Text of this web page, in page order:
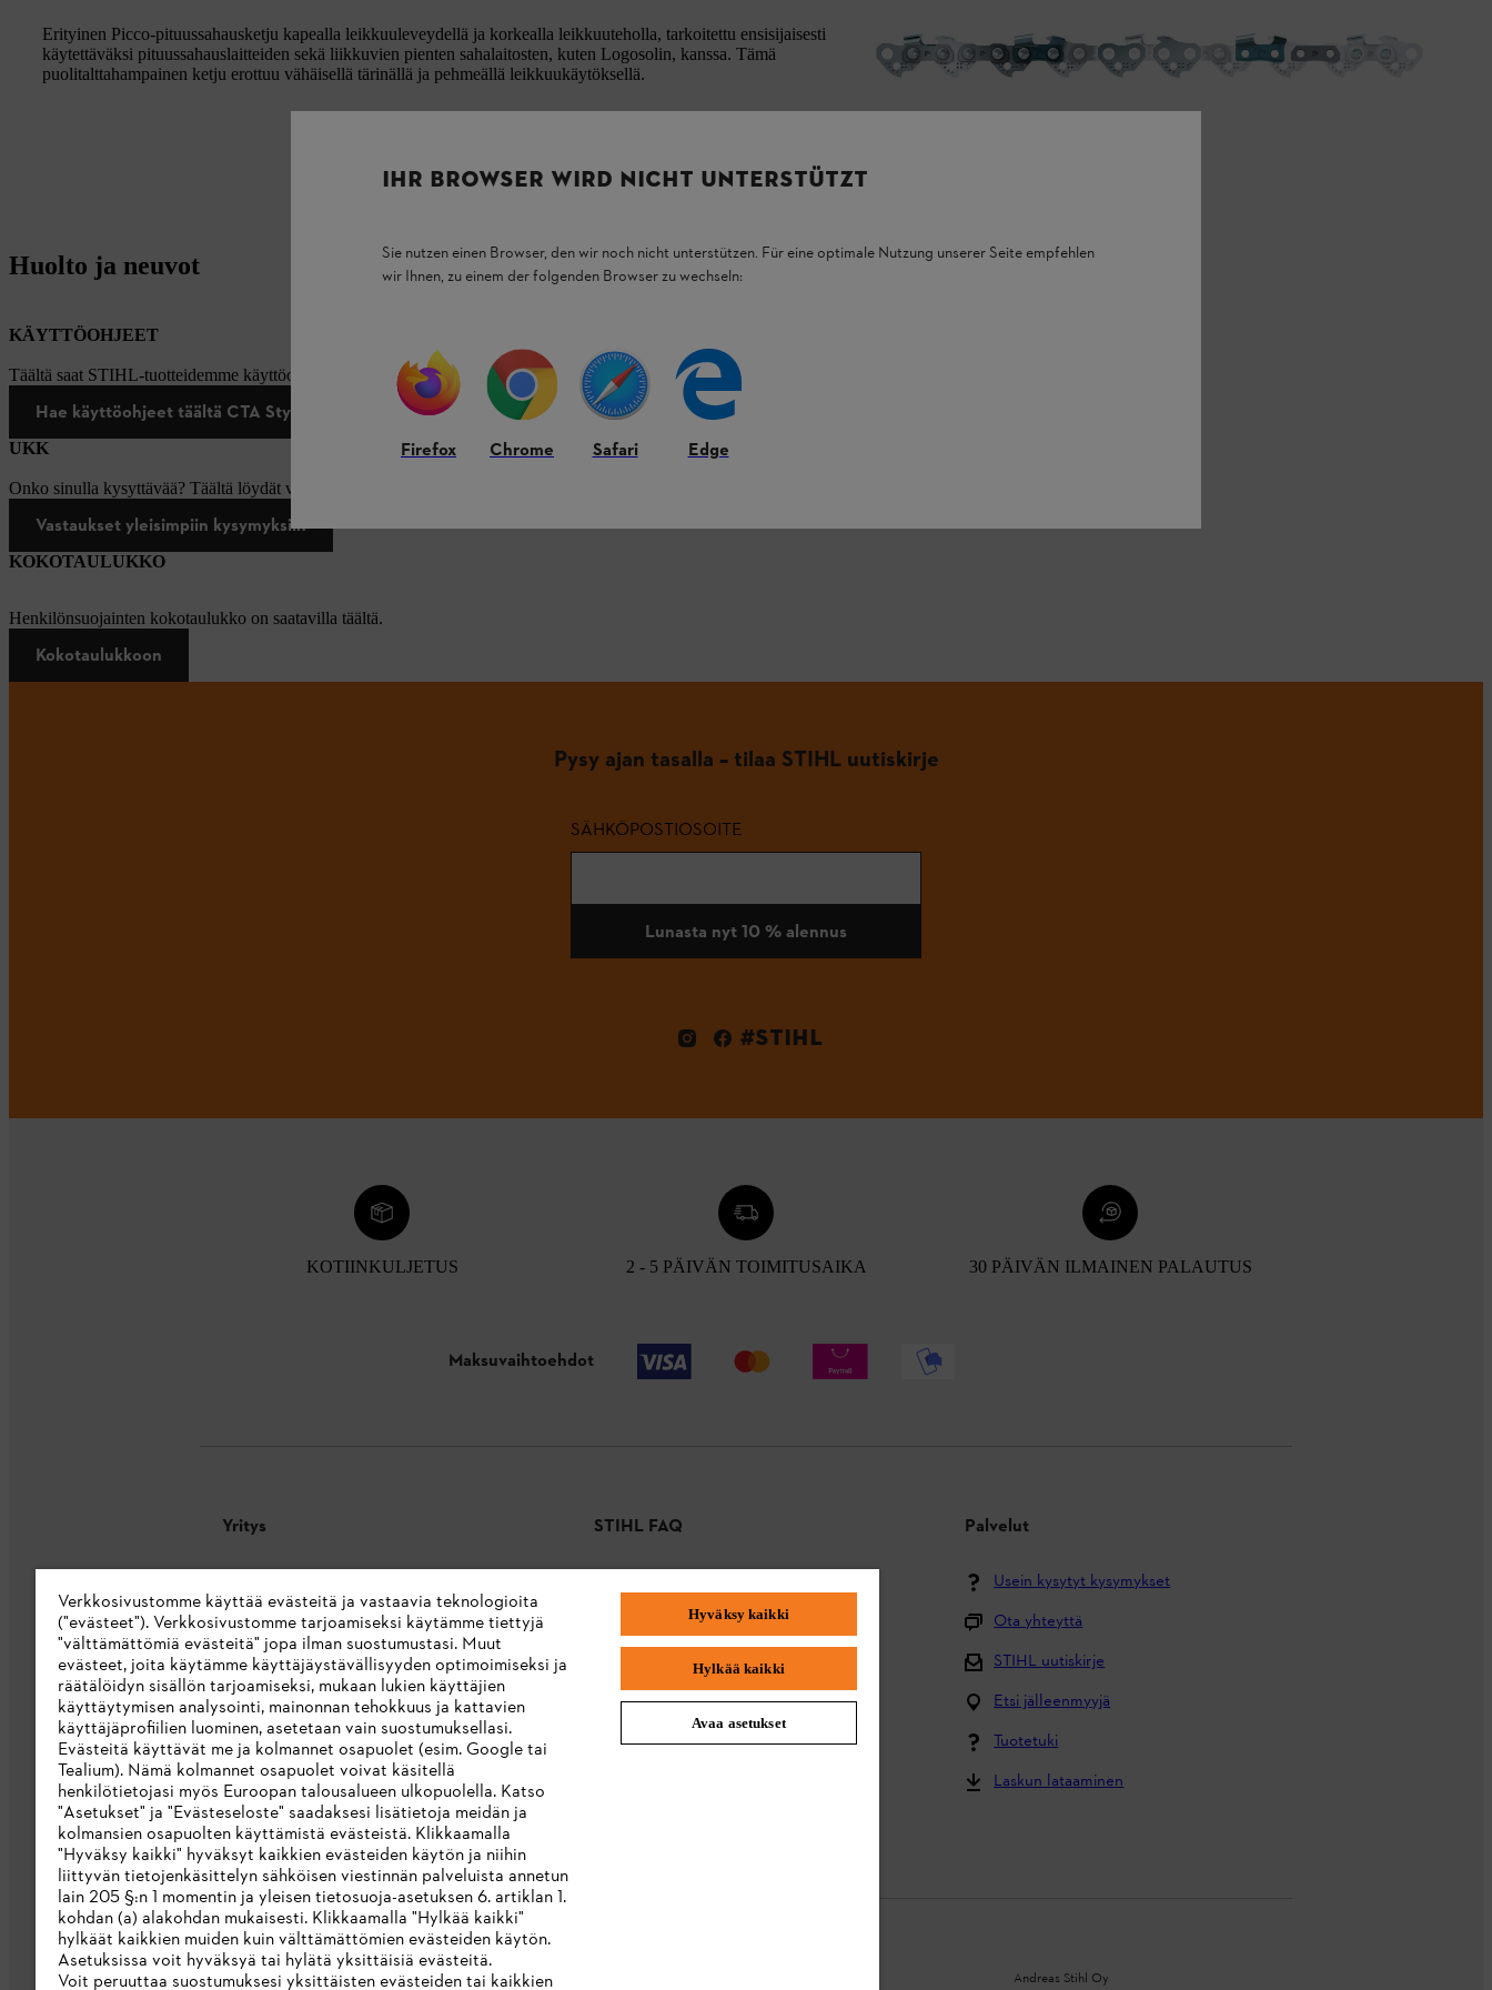
Erityinen Picco-pituussahausketju kapealla leikkuuleveydellä ja korkealla leikkuuteholla, tarkoitettu ensisijaisesti
käytettäväksi pituussahauslaitteiden sekä liikkuvien pienten sahalaitosten, kuten Logosolin, kanssa. Tämä
puolitalttahampainen ketju erottuu vähäisellä tärinällä ja pehmeällä leikkuukäytöksellä.
Huolto ja neuvot
KÄYTTÖOHJEET
Täältä saat STIHL-tuotteidemme käyttöohjeet.
Hae käyttöohjeet täältä CTA Style *
UKK
Onko sinulla kysyttävää? Täältä löydät vastaukset yleisimpiin kysymyksiin.
Vastaukset yleisimpiin kysymyksiin
KOKOTAULUKKO
Henkilönsuojainten kokotaulukko on saatavilla täältä.
Kokotaulukkoon
Pysy ajan tasalla – tilaa STIHL uutiskirje
SÄHKÖPOSTIOSOITE
Lunasta nyt 10 % alennus
#STIHL
KOTIINKULJETUS 2 - 5 PÄIVÄN TOIMITUSAIKA 30 PÄIVÄN ILMAINEN PALAUTUS
Maksuvaihtoehdot
Yritys
STIHL Integrity Line
STIHL-merkkikauppa
Saavutettavuusseloste
STIHL FAQ
Toimitus ja toimitus
Takaisin alkuun
Valitukset ja takuu
Valikoimaa koskevat kysymykset
Palvelut
Usein kysytyt kysymykset
Ota yhteyttä
STIHL uutiskirje
Etsi jälleenmyyjä
Tuotetuki
Laskun lataaminen
Andreas Stihl Oy
IHR BROWSER WIRD NICHT UNTERSTÜTZT
Sie nutzen einen Browser, den wir noch nicht unterstützen. Für eine optimale Nutzung unserer Seite empfehlen
wir Ihnen, zu einem der folgenden Browser zu wechseln:
Firefox Chrome Safari Edge
Verkkosivustomme käyttää evästeitä ja vastaavia teknologioita
("evästeet"). Verkkosivustomme tarjoamiseksi käytämme tiettyjä
"välttämättömiä evästeitä" jopa ilman suostumustasi. Muut
evästeet, joita käytämme käyttäjäystävällisyyden optimoimiseksi ja
räätälöidyn sisällön tarjoamiseksi, mukaan lukien käyttäjien
käyttäytymisen analysointi, mainonnan tehokkuus ja kattavien
käyttäjäprofiilien luominen, asetetaan vain suostumuksellasi.
Evästeitä käyttävät me ja kolmannet osapuolet (esim. Google tai
Tealium). Nämä kolmannet osapuolet voivat käsitellä
henkilötietojasi myös Euroopan talousalueen ulkopuolella. Katso
"Asetukset" ja "Evästeseloste" saadaksesi lisätietoja meidän ja
kolmansien osapuolten käyttämistä evästeistä. Klikkaamalla
"Hyväksy kaikki" hyväksyt kaikkien evästeiden käytön ja niihin
liittyvän tietojenkäsittelyn sähköisen viestinnän palveluista annetun
lain 205 §:n 1 momentin ja yleisen tietosuoja-asetuksen 6. artiklan 1.
kohdan (a) alakohdan mukaisesti. Klikkaamalla "Hylkää kaikki"
hylkäät kaikkien muiden kuin välttämättömien evästeiden käytön.
Asetuksissa voit hyväksyä tai hylätä yksittäisiä evästeitä.
Voit peruuttaa suostumuksesi yksittäisten evästeiden tai kaikkien
Hyväksy kaikki
Hylkää kaikki
Avaa asetukset